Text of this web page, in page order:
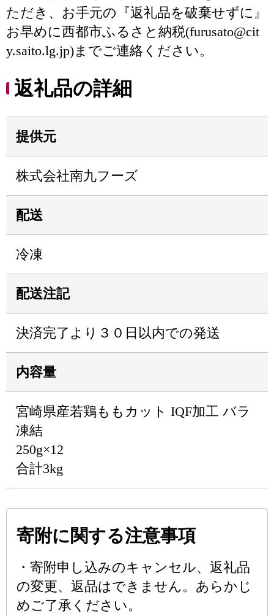
ただき、お手元の『返礼品を破棄せずに』
お早めに西都市ふるさと納税(furusato@cit
y.saito.lg.jp)までご連絡ください。
返礼品の詳細
提供元
株式会社南九フーズ
配送
冷凍
配送注記
決済完了より３０日以内での発送
内容量
宮崎県産若鶏ももカット IQF加工 バラ
凍結
250g×12
合計3kg
寄附に関する注意事項
・寄附申し込みのキャンセル、返礼品
の変更、返品はできません。あらかじ
めご了承ください。